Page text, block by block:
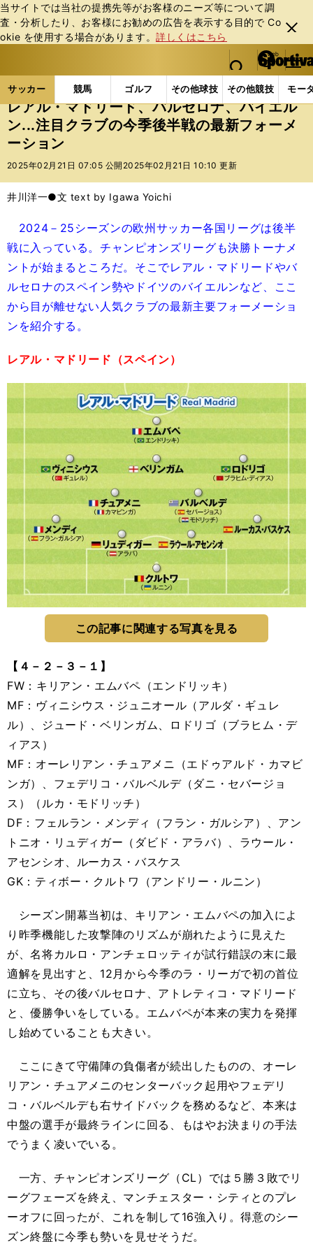
当サイトでは当社の提携先等がお客様のニーズ等について調
査・分析したり、お客様にお勧めの広告を表⽰する⽬的で Co
okie を使⽤する場合があります。詳しくはこちら
閉じ
る
web Sportiva (webスポルティーバ)
検索
マイペ
ー
ジ
メニュ
サッカー 競馬 ゴルフ その他球技 その他競技 モー
ス
ポ
ル
テ
ー
バ
サッカーの記事一覧 海外サッカー 海外サッカー
レアル・マドリード、バルセロナ、バイエル
ン...注目クラブの今季後半戦の最新フォーメ
ーション
2025年02月21日 07:05 公開 2025年02月21日 10:10 更新
井川洋一●文 text by Igawa Yoichi
2024－25シーズンの欧州サッカー各国リーグは後半
戦に入っている。チャンピオンズリーグも決勝トーナメ
ントが始まるところだ。そこでレアル・マドリードやバ
ルセロナのスペイン勢やドイツのバイエルンなど、ここ
から目が離せない人気クラブの最新主要フォーメーショ
ンを紹介する。
レアル・マドリード（スペイン）
この記事に関連する写真を見る
【４－２－３－１】
FW：キリアン・エムバペ（エンドリッキ）
MF：ヴィニシウス・ジュニオール（アルダ・ギュレ
ル）、ジュード・ベリンガム、ロドリゴ（ブラヒム・デ
ィアス）
MF：オーレリアン・チュアメニ（エドゥアルド・カマビ
ンガ）、フェデリコ・バルベルデ（ダニ・セバージョ
ス）（ルカ・モドリッチ）
DF：フェルラン・メンディ（フラン・ガルシア）、アン
トニオ・リュディガー（ダビド・アラバ）、ラウール・
アセンシオ、ルーカス・バスケス
GK：ティボー・クルトワ（アンドリー・ルニン）
シーズン開幕当初は、キリアン・エムバペの加入によ
り昨季機能した攻撃陣のリズムが崩れたように見えた
が、名将カルロ・アンチェロッティが試行錯誤の末に最
適解を見出すと、12月から今季のラ・リーガで初の首位
に立ち、その後バルセロナ、アトレティコ・マドリード
と、優勝争いをしている。エムバペが本来の実力を発揮
し始めていることも大きい。
ここにきて守備陣の負傷者が続出したものの、オーレ
リアン・チュアメニのセンターバック起用やフェデリ
コ・バルベルデも右サイドバックを務めるなど、本来は
中盤の選手が最終ラインに回る、もはやお決まりの手法
でうまく凌いでいる。
一方、チャンピオンズリーグ（CL）では５勝３敗でリ
ーグフェーズを終え、マンチェスター・シティとのプレ
ーオフに回ったが、これを制して16強入り。得意のシー
ズン終盤に今季も勢いを見せそうだ。